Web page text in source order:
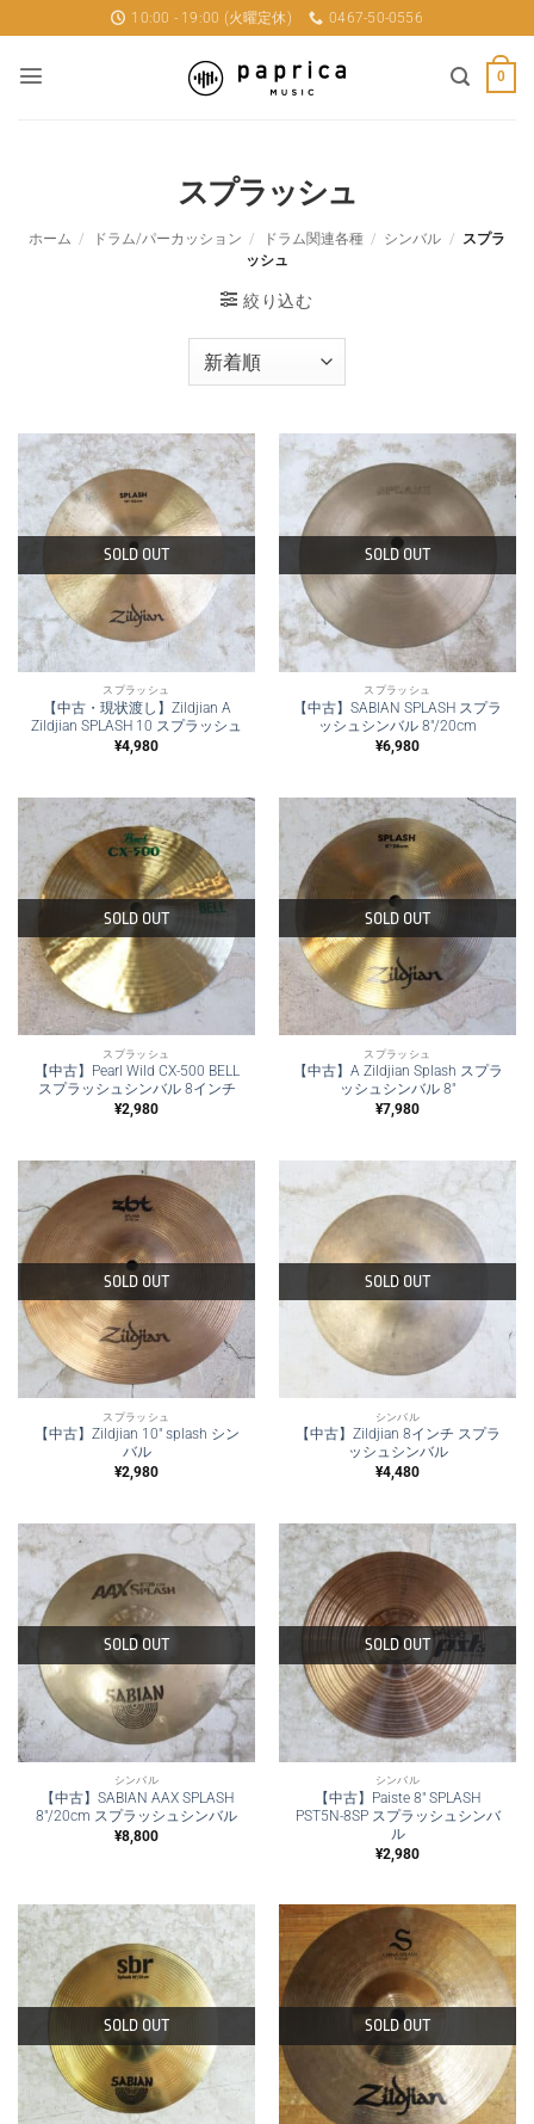
to
content
10:00 - 19:00 (火曜定休) 0467-50-0556
0
スプラッシュ
ホーム / ドラム/パーカッション / ドラム関連各種 / シンバル / スプラ
ッシュ
絞り込む
SOLD OUT
スプラッシュ
【中古・現状渡し】Zildjian A
Zildjian SPLASH 10 スプラッシュ
¥4,980
SOLD OUT
スプラッシュ
【中古】SABIAN SPLASH スプラ
ッシュシンバル 8″/20cm
¥6,980
SOLD OUT
スプラッシュ
【中古】Pearl Wild CX-500 BELL
スプラッシュシンバル 8インチ
¥2,980
SOLD OUT
スプラッシュ
【中古】A Zildjian Splash スプラ
ッシュシンバル 8″
¥7,980
SOLD OUT
スプラッシュ
【中古】Zildjian 10″ splash シン
バル
¥2,980
SOLD OUT
シンバル
【中古】Zildjian 8インチ スプラ
ッシュシンバル
¥4,480
SOLD OUT
シンバル
【中古】SABIAN AAX SPLASH
8″/20cm スプラッシュシンバル
¥8,800
SOLD OUT
シンバル
【中古】Paiste 8″ SPLASH
PST5N-8SP スプラッシュシンバ
ル
¥2,980
SOLD OUT SOLD OUT